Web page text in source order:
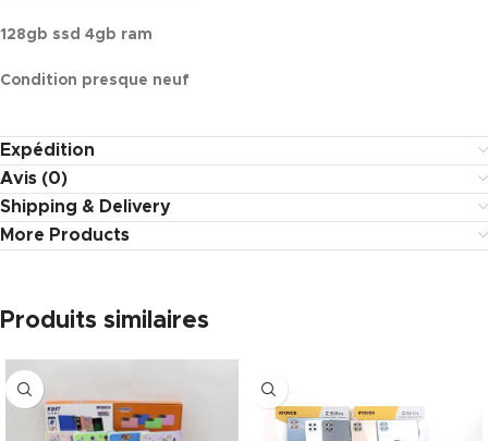
128gb ssd 4gb ram
Condition presque neuf
Expédition
Avis (0)
Shipping & Delivery
More Products
Produits similaires